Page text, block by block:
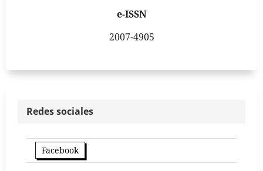
e-ISSN
2007-4905
Redes sociales
Facebook